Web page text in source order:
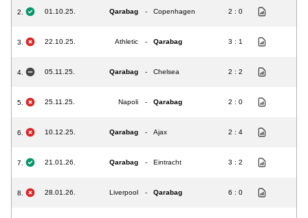
2. 01.10.25. Qarabag - Copenhagen 2 : 0
3. 22.10.25. Athletic - Qarabag 3 : 1
4. 05.11.25. Qarabag - Chelsea 2 : 2
5. 25.11.25. Napoli - Qarabag 2 : 0
6. 10.12.25. Qarabag - Ajax 2 : 4
7. 21.01.26. Qarabag - Eintracht 3 : 2
8. 28.01.26. Liverpool - Qarabag 6 : 0